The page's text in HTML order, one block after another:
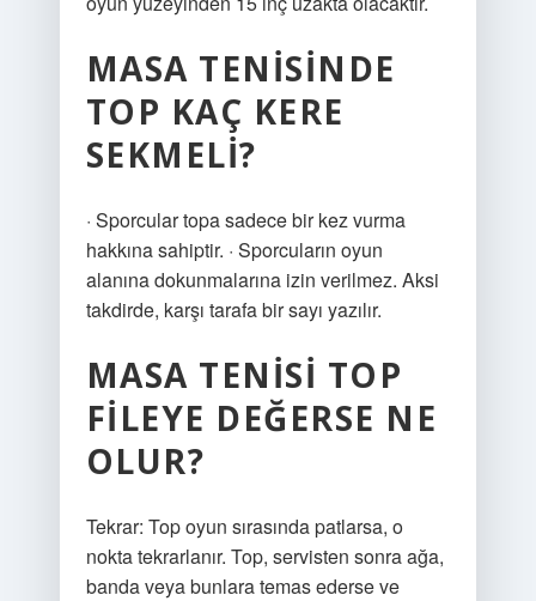
MASA TENISINDE
TOP KAÇ KERE
SEKMELI?
· Sporcular topa sadece bir kez vurma
hakkına sahiptir. · Sporcuların oyun
alanına dokunmalarına izin verilmez. Aksi
takdirde, karşı tarafa bir sayı yazılır.
MASA TENISI TOP
FILEYE DEĞERSE NE
OLUR?
Tekrar: Top oyun sırasında patlarsa, o
nokta tekrarlanır. Top, servisten sonra ağa,
banda veya bunlara temas ederse ve